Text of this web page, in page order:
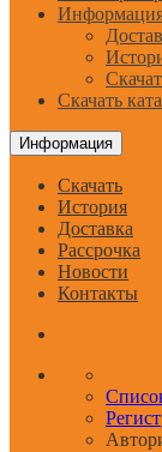
Скачать
Информация
Скачать
История
Доставка
Рассрочка
Новости
Контакты